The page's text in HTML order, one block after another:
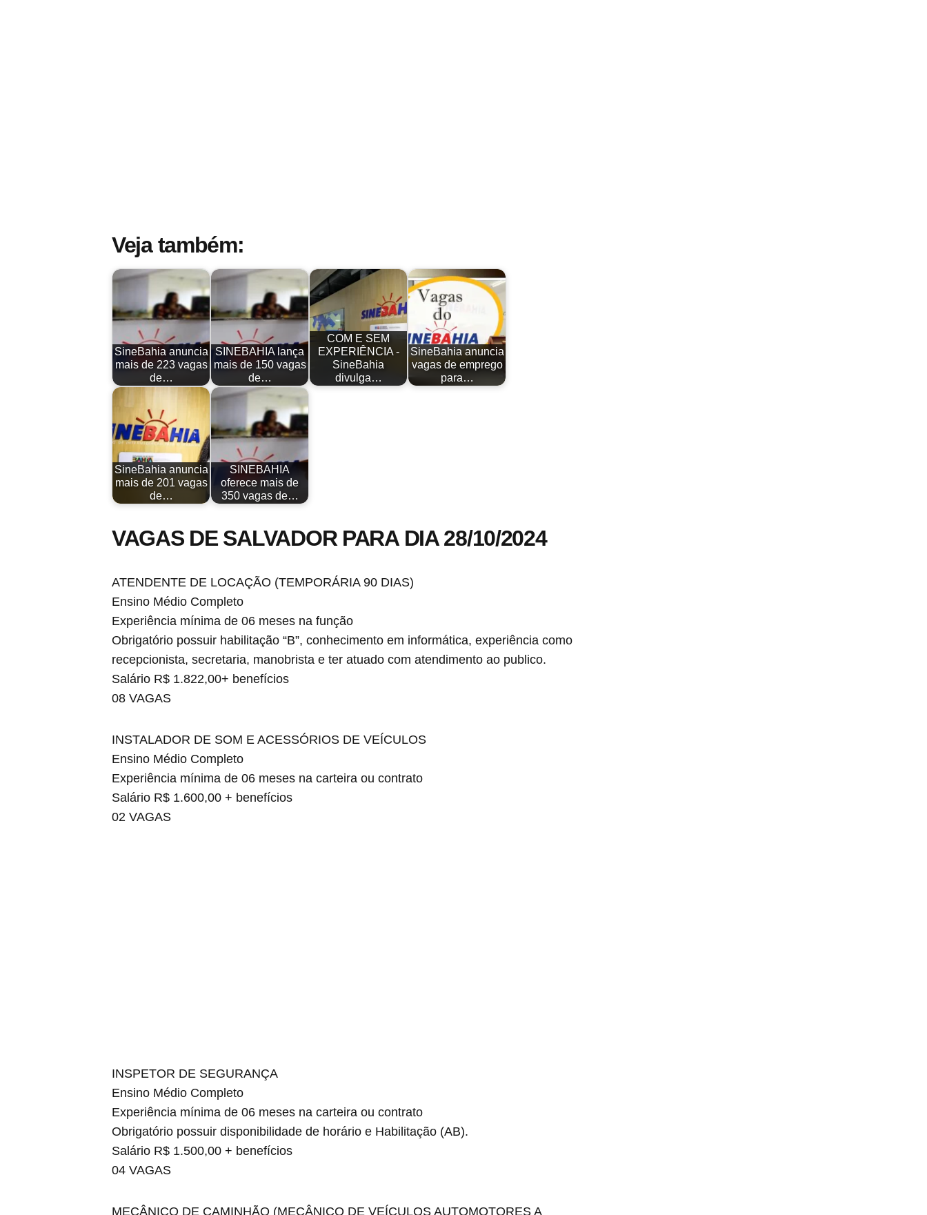
Veja também:
SineBahia anuncia
mais de 223 vagas
de…
SINEBAHIA lança
mais de 150 vagas
de…
COM E SEM
EXPERIÊNCIA -
SineBahia
divulga…
SineBahia anuncia
vagas de emprego
para…
SineBahia anuncia
mais de 201 vagas
de…
SINEBAHIA
oferece mais de
350 vagas de…
VAGAS DE SALVADOR PARA DIA 28/10/2024
ATENDENTE DE LOCAÇÃO (TEMPORÁRIA 90 DIAS)
Ensino Médio Completo
Experiência mínima de 06 meses na função
Obrigatório possuir habilitação “B”, conhecimento em informática, experiência como
recepcionista, secretaria, manobrista e ter atuado com atendimento ao publico.
Salário R$ 1.822,00+ benefícios
08 VAGAS
INSTALADOR DE SOM E ACESSÓRIOS DE VEÍCULOS
Ensino Médio Completo
Experiência mínima de 06 meses na carteira ou contrato
Salário R$ 1.600,00 + benefícios
02 VAGAS
INSPETOR DE SEGURANÇA
Ensino Médio Completo
Experiência mínima de 06 meses na carteira ou contrato
Obrigatório possuir disponibilidade de horário e Habilitação (AB).
Salário R$ 1.500,00 + benefícios
04 VAGAS
MECÂNICO DE CAMINHÃO (MECÂNICO DE VEÍCULOS AUTOMOTORES A